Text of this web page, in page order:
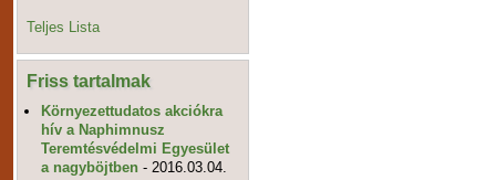
Teljes Lista
Friss tartalmak
Környezettudatos akciókra
hív a Naphimnusz
Teremtésvédelmi Egyesület
a nagyböjtben - 2016.03.04.